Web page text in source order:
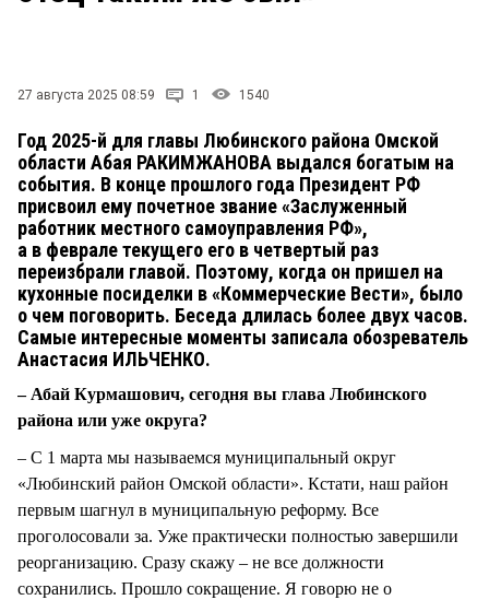
27 августа 2025 08:59 1 1540
Год 2025-й для главы Любинского района Омской
области Абая РАКИМЖАНОВА выдался богатым на
события. В конце прошлого года Президент РФ
присвоил ему почетное звание «Заслуженный
работник местного самоуправления РФ»,
а в феврале текущего его в четвертый раз
переизбрали главой. Поэтому, когда он пришел на
кухонные посиделки в «Коммерческие Вести», было
о чем поговорить. Беседа длилась более двух часов.
Самые интересные моменты записала обозреватель
Анастасия ИЛЬЧЕНКО.
– Абай Курмашович, сегодня вы глава Любинского
района или уже округа?
– С 1 марта мы называемся муниципальный округ
«Любинский район Омской области». Кстати, наш район
первым шагнул в муниципальную реформу. Все
проголосовали за. Уже практически полностью завершили
реорганизацию. Сразу скажу – не все должности
сохранились. Прошло сокращение. Я говорю не о